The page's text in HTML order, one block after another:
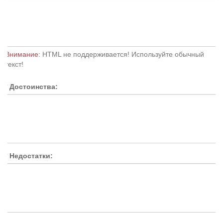
Внимание: HTML не поддерживается! Используйте обычный
текст!
Достоинства:
Недостатки: